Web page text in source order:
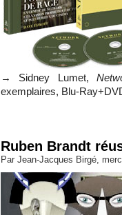
→ Sidney Lumet,
exemplaires, Blu-
Ruben Brandt
Par Jean-Jacques Birgé,